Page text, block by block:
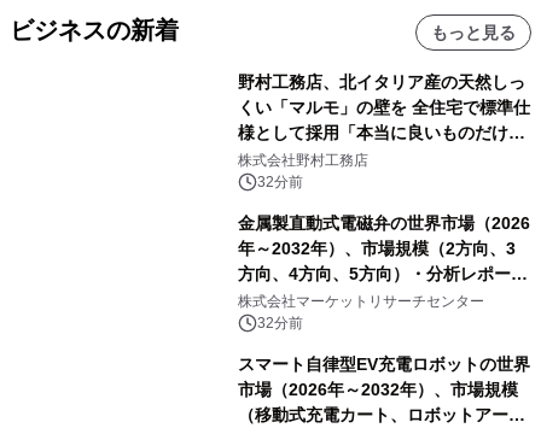
ビジネスの新着 もっと見る
野村工務店、北イタリア産の天然しっ
くい「マルモ」の壁を 全住宅で標準仕
様として採用「本当に良いものだけに
こだわる」
株式会社野村工務店
32分前
金属製直動式電磁弁の世界市場（2026
年～2032年）、市場規模（2方向、3
方向、4方向、5方向）・分析レポート
を発表
株式会社マーケットリサーチセンター
32分前
スマート自律型EV充電ロボットの世界
市場（2026年～2032年）、市場規模
（移動式充電カート、ロボットアーム